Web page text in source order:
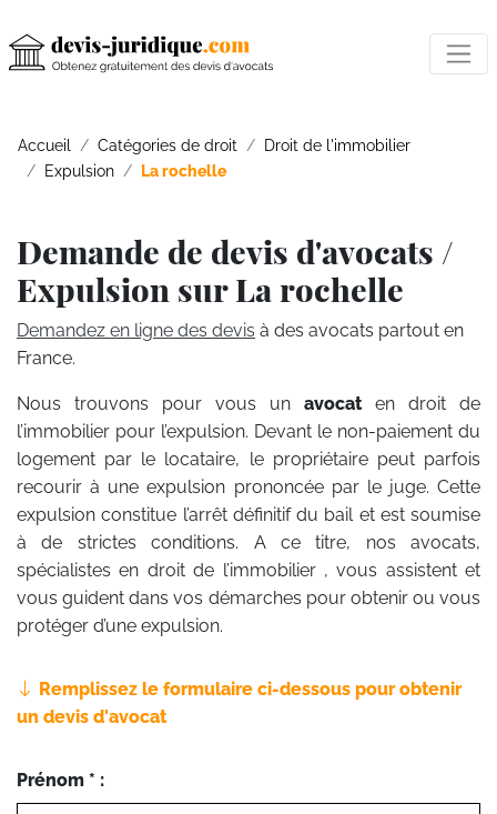
Accueil Catégories de droit
Droit de l'immobilier
Expulsion
La rochelle
Demande de devis d'avocats /
Expulsion sur La rochelle
Demandez en ligne des devis à des avocats partout en
France.
Nous trouvons pour vous un avocat en droit de
l’immobilier pour l’expulsion. Devant le non-paiement du
logement par le locataire, le propriétaire peut parfois
recourir à une expulsion prononcée par le juge. Cette
expulsion constitue l’arrêt définitif du bail et est soumise
à de strictes conditions. A ce titre, nos avocats,
spécialistes en droit de l’immobilier , vous assistent et
vous guident dans vos démarches pour obtenir ou vous
protéger d’une expulsion.
Remplissez le formulaire ci-dessous pour obtenir
un devis d'avocat
Prénom * :